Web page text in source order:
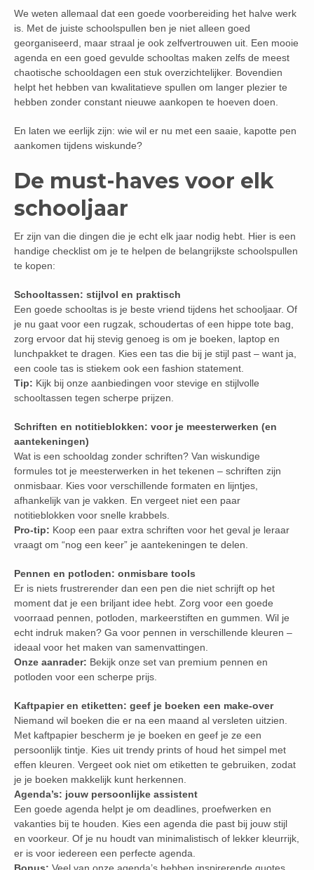
We weten allemaal dat een goede voorbereiding het halve werk
is. Met de juiste schoolspullen ben je niet alleen goed
georganiseerd, maar straal je ook zelfvertrouwen uit. Een mooie
agenda en een goed gevulde schooltas maken zelfs de meest
chaotische schooldagen een stuk overzichtelijker. Bovendien
helpt het hebben van kwalitatieve spullen om langer plezier te
hebben zonder constant nieuwe aankopen te hoeven doen.
En laten we eerlijk zijn: wie wil er nu met een saaie, kapotte pen
aankomen tijdens wiskunde?
De must-haves voor elk
schooljaar
Er zijn van die dingen die je echt elk jaar nodig hebt. Hier is een
handige checklist om je te helpen de belangrijkste schoolspullen
te kopen:
Schooltassen: stijlvol en praktisch
Een goede schooltas is je beste vriend tijdens het schooljaar. Of
je nu gaat voor een rugzak, schoudertas of een hippe tote bag,
zorg ervoor dat hij stevig genoeg is om je boeken, laptop en
lunchpakket te dragen. Kies een tas die bij je stijl past – want ja,
een coole tas is stiekem ook een fashion statement.
Tip: Kijk bij onze aanbiedingen voor stevige en stijlvolle
schooltassen tegen scherpe prijzen.
Schriften en notitieblokken: voor je meesterwerken (en
aantekeningen)
Wat is een schooldag zonder schriften? Van wiskundige
formules tot je meesterwerken in het tekenen – schriften zijn
onmisbaar. Kies voor verschillende formaten en lijntjes,
afhankelijk van je vakken. En vergeet niet een paar
notitieblokken voor snelle krabbels.
Pro-tip: Koop een paar extra schriften voor het geval je leraar
vraagt om “nog een keer” je aantekeningen te delen.
Pennen en potloden: onmisbare tools
Er is niets frustrerender dan een pen die niet schrijft op het
moment dat je een briljant idee hebt. Zorg voor een goede
voorraad pennen, potloden, markeerstiften en gummen. Wil je
echt indruk maken? Ga voor pennen in verschillende kleuren –
ideaal voor het maken van samenvattingen.
Onze aanrader: Bekijk onze set van premium pennen en
potloden voor een scherpe prijs.
Kaftpapier en etiketten: geef je boeken een make-over
Niemand wil boeken die er na een maand al versleten uitzien.
Met kaftpapier bescherm je je boeken en geef je ze een
persoonlijk tintje. Kies uit trendy prints of houd het simpel met
effen kleuren. Vergeet ook niet om etiketten te gebruiken, zodat
je je boeken makkelijk kunt herkennen.
Agenda’s: jouw persoonlijke assistent
Een goede agenda helpt je om deadlines, proefwerken en
vakanties bij te houden. Kies een agenda die past bij jouw stijl
en voorkeur. Of je nu houdt van minimalistisch of lekker kleurrijk,
er is voor iedereen een perfecte agenda.